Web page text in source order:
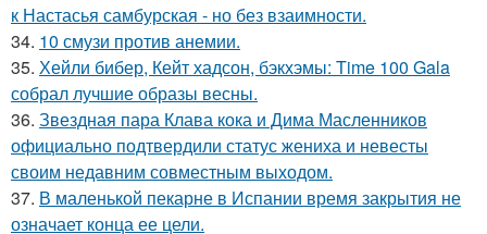
к Настасья самбурская - но без взаимности.
34. 10 смузи против анемии.
35. Хейли бибер, Кейт хадсон, бэкхэмы: Time 100 Gala
собрал лучшие образы весны.
36. Звездная пара Клава кока и Дима Масленников
официально подтвердили статус жениха и невесты
своим недавним совместным выходом.
37. В маленькой пекарне в Испании время закрытия не
означает конца ее цели.